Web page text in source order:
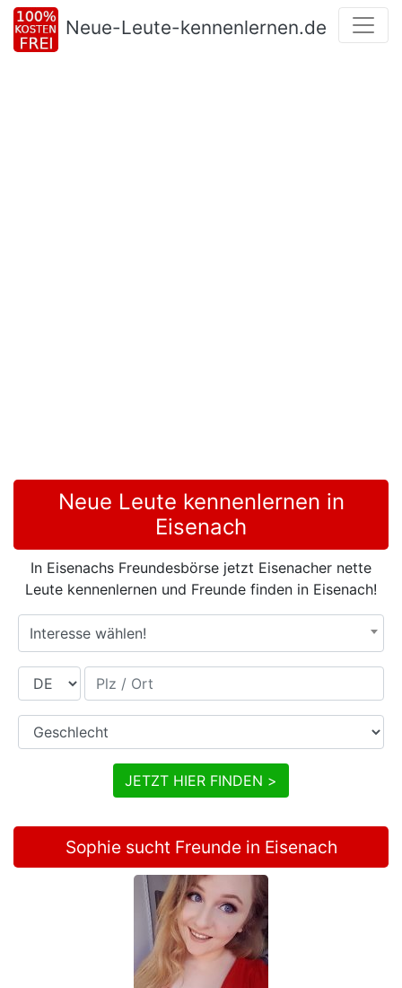
Neue-Leute-kennenlernen.de
Neue Leute kennenlernen in
Eisenach
In Eisenachs Freundesbörse jetzt Eisenacher nette
Leute kennenlernen und Freunde finden in Eisenach!
Interesse wählen!
Land Plz / Ort
Geschlecht
JETZT HIER FINDEN >
Sophie sucht Freunde in Eisenach